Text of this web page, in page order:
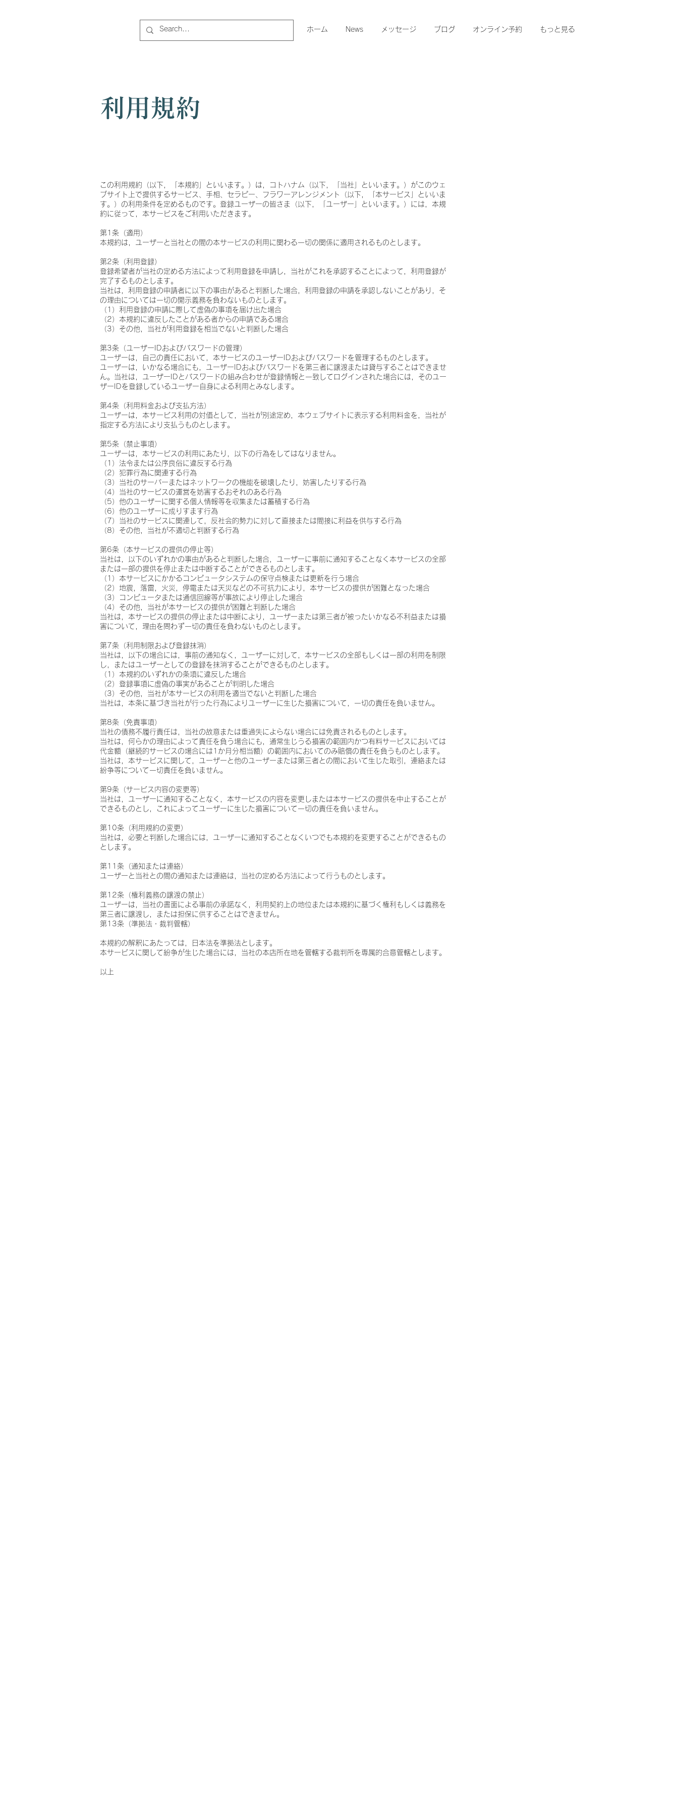
ホーム News メッセージ ブログ オンライン予約 もっと見る
利用規約
この利用規約（以下，「本規約」といいます。）は，コトハナム（以下，「当社」といいます。）がこのウェ
ブサイト上で提供するサービス、手相、セラピー、フラワーアレンジメント（以下，「本サービス」といいま
す。）の利用条件を定めるものです。登録ユーザーの皆さま（以下，「ユーザー」といいます。）には，本規
約に従って，本サービスをご利用いただきます。
第1条（適用）
本規約は，ユーザーと当社との間の本サービスの利用に関わる一切の関係に適用されるものとします。
第2条（利用登録）
登録希望者が当社の定める方法によって利用登録を申請し，当社がこれを承認することによって，利用登録が
完了するものとします。
当社は，利用登録の申請者に以下の事由があると判断した場合，利用登録の申請を承認しないことがあり，そ
の理由については一切の開示義務を負わないものとします。
（1）利用登録の申請に際して虚偽の事項を届け出た場合
（2）本規約に違反したことがある者からの申請である場合
（3）その他，当社が利用登録を相当でないと判断した場合
第3条（ユーザーIDおよびパスワードの管理）
ユーザーは，自己の責任において，本サービスのユーザーIDおよびパスワードを管理するものとします。
ユーザーは，いかなる場合にも，ユーザーIDおよびパスワードを第三者に譲渡または貸与することはできませ
ん。当社は，ユーザーIDとパスワードの組み合わせが登録情報と一致してログインされた場合には，そのユー
ザーIDを登録しているユーザー自身による利用とみなします。
第4条（利用料金および支払方法）
ユーザーは，本サービス利用の対価として，当社が別途定め，本ウェブサイトに表示する利用料金を，当社が
指定する方法により支払うものとします。
第5条（禁止事項）
ユーザーは，本サービスの利用にあたり，以下の行為をしてはなりません。
（1）法令または公序良俗に違反する行為
（2）犯罪行為に関連する行為
（3）当社のサーバーまたはネットワークの機能を破壊したり，妨害したりする行為
（4）当社のサービスの運営を妨害するおそれのある行為
（5）他のユーザーに関する個人情報等を収集または蓄積する行為
（6）他のユーザーに成りすます行為
（7）当社のサービスに関連して，反社会的勢力に対して直接または間接に利益を供与する行為
（8）その他，当社が不適切と判断する行為
第6条（本サービスの提供の停止等）
当社は，以下のいずれかの事由があると判断した場合，ユーザーに事前に通知することなく本サービスの全部
または一部の提供を停止または中断することができるものとします。
（1）本サービスにかかるコンピュータシステムの保守点検または更新を行う場合
（2）地震，落雷，火災，停電または天災などの不可抗力により，本サービスの提供が困難となった場合
（3）コンピュータまたは通信回線等が事故により停止した場合
（4）その他，当社が本サービスの提供が困難と判断した場合
当社は，本サービスの提供の停止または中断により，ユーザーまたは第三者が被ったいかなる不利益または損
害について，理由を問わず一切の責任を負わないものとします。
第7条（利用制限および登録抹消）
当社は，以下の場合には，事前の通知なく，ユーザーに対して，本サービスの全部もしくは一部の利用を制限
し，またはユーザーとしての登録を抹消することができるものとします。
（1）本規約のいずれかの条項に違反した場合
（2）登録事項に虚偽の事実があることが判明した場合
（3）その他，当社が本サービスの利用を適当でないと判断した場合
当社は，本条に基づき当社が行った行為によりユーザーに生じた損害について，一切の責任を負いません。
第8条（免責事項）
当社の債務不履行責任は，当社の故意または重過失によらない場合には免責されるものとします。
当社は，何らかの理由によって責任を負う場合にも，通常生じうる損害の範囲内かつ有料サービスにおいては
代金額（継続的サービスの場合には1か月分相当額）の範囲内においてのみ賠償の責任を負うものとします。
当社は，本サービスに関して，ユーザーと他のユーザーまたは第三者との間において生じた取引，連絡または
紛争等について一切責任を負いません。
第9条（サービス内容の変更等）
当社は，ユーザーに通知することなく，本サービスの内容を変更しまたは本サービスの提供を中止することが
できるものとし，これによってユーザーに生じた損害について一切の責任を負いません。
第10条（利用規約の変更）
当社は，必要と判断した場合には，ユーザーに通知することなくいつでも本規約を変更することができるもの
とします。
第11条（通知または連絡）
ユーザーと当社との間の通知または連絡は，当社の定める方法によって行うものとします。
第12条（権利義務の譲渡の禁止）
ユーザーは，当社の書面による事前の承諾なく，利用契約上の地位または本規約に基づく権利もしくは義務を
第三者に譲渡し，または担保に供することはできません。
第13条（準拠法・裁判管轄）
本規約の解釈にあたっては，日本法を準拠法とします。
本サービスに関して紛争が生じた場合には，当社の本店所在地を管轄する裁判所を専属的合意管轄とします。
以上